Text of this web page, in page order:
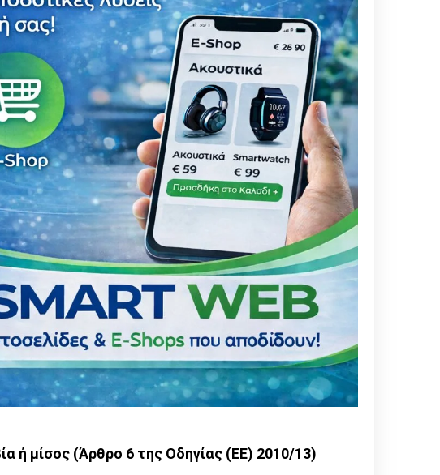
ή μίσος (Άρθρο 6 της Οδηγίας (ΕΕ) 2010/13)